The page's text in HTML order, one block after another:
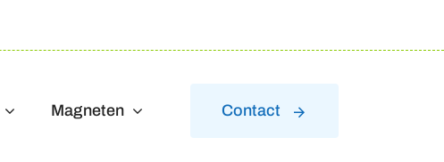
Magneten Contact